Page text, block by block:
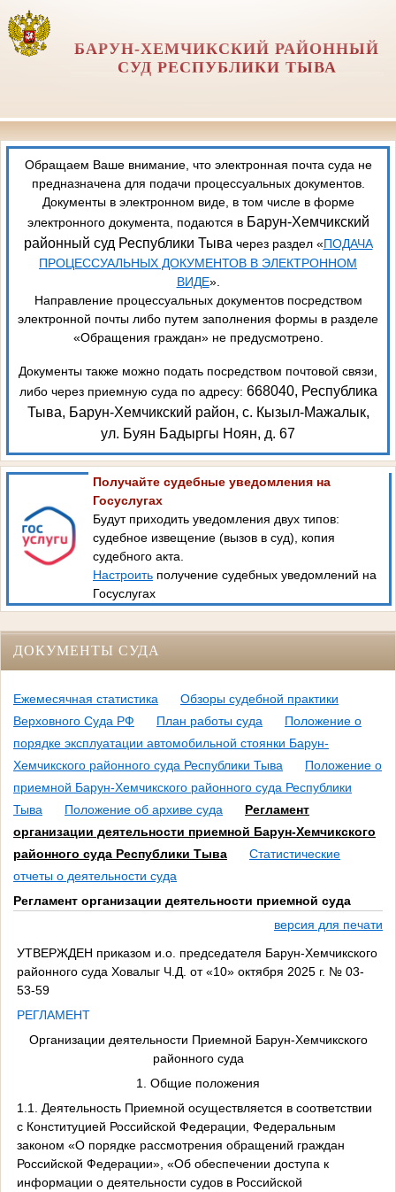
БАРУН-ХЕМЧИКСКИЙ РАЙОННЫЙ
СУД РЕСПУБЛИКИ ТЫВА
Обращаем Ваше внимание, что электронная почта суда не
предназначена для подачи процессуальных документов.
Документы в электронном виде, в том числе в форме
электронного документа, подаются в Барун-Хемчикский
районный суд Республики Тывачерез раздел «ПОДАЧА
ПРОЦЕССУАЛЬНЫХ ДОКУМЕНТОВ В ЭЛЕКТРОННОМ
ВИДЕ».
Направление процессуальных документов посредством
электронной почты либо путем заполнения формы в разделе
«Обращения граждан» не предусмотрено.
Документы также можно подать посредством почтовой связи,
либо через приемную суда по адресу: 668040, Республика
Тыва, Барун-Хемчикский район, с. Кызыл-Мажалык,
ул. Буян Бадыргы Ноян, д. 67
Получайте судебные уведомления на
Госуслугах
Будут приходить уведомления двух типов:
судебное извещение (вызов в суд), копия
судебного акта.
Настроить получение судебных уведомлений на
Госуслугах
ДОКУМЕНТЫ СУДА
Ежемесячная статистика
Обзоры судебной практики
Верховного Суда РФ
План работы суда
Положение о
порядке эксплуатации автомобильной стоянки Барун-
Хемчикского районного суда Республики Тыва
Положение о
приемной Барун-Хемчикского районного суда Республики
Тыва
Положение об архиве суда
Регламент
организации деятельности приемной Барун-Хемчикского
районного суда Республики Тыва
Статистические
отчеты о деятельности суда
Регламент организации деятельности приемной суда
версия для печати
УТВЕРЖДЕН приказом и.о. председателя Барун-Хемчикского
районного суда Ховалыг Ч.Д. от «10» октября 2025 г. № 03-
53-59
РЕГЛАМЕНТ
Организации деятельности Приемной Барун-Хемчикского
районного суда
1. Общие положения
1.1. Деятельность Приемной осуществляется в соответствии
с Конституцией Российской Федерации, Федеральным
законом «О порядке рассмотрения обращений граждан
Российской Федерации», «Об обеспечении доступа к
информации о деятельности судов в Российской